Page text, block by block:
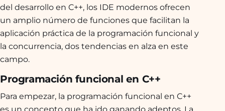
del desarrollo en C++, los IDE modernos ofrecen
un amplio número de funciones que facilitan la
aplicación práctica de la programación funcional y
la concurrencia, dos tendencias en alza en este
campo.
Programación funcional en C++
Para empezar, la programación funcional en C++